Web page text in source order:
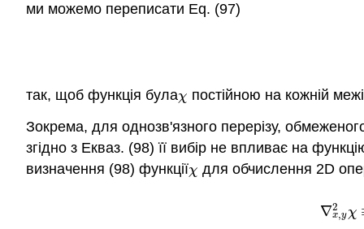
ми можемо переписати Eq. (97)
так, щоб функція булаχ
χ постійною на кожній
Зокрема, для однозв'язного перерізу,
згідно з Екваз. (98) її вибір не впливає на
визначення (98) функціїχ
χ для обчислення 2D
∇2
x,y χ
(7.6.19)